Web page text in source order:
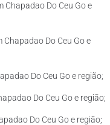
Do Ceu Go e
Do Ceu Go e
Do Ceu Go e região;
Do Ceu Go e região;
Do Ceu Go e região;